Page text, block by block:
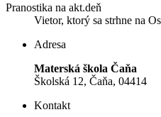
Pranostika na akt.deň
Vietor, ktorý sa strhne na
Adresa
Materská škola Čaňa
Školská 12, Čaňa, 04414
Kontakt